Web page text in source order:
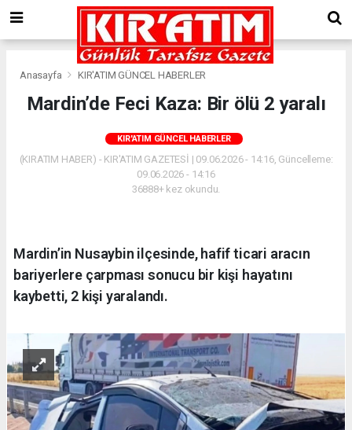
Anasayfa KIR'ATIM GÜNCEL HABERLER
Mardin’de Feci Kaza: Bir ölü 2 yaralı
KIR'ATIM GÜNCEL HABERLER
(KIRATIM HABER) - KIR'ATIM GAZETESİ | 09.06.2026 - 14:16, Güncelleme:
09.06.2026 - 14:16
36888+ kez okundu.
Mardin’in Nusaybin ilçesinde, hafif ticari aracın
bariyerlere çarpması sonucu bir kişi hayatını
kaybetti, 2 kişi yaralandı.